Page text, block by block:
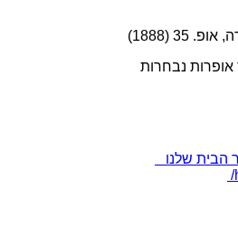
(1888)
אופרות נבחרות
הבית שלנו